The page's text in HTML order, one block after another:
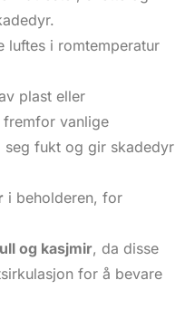
luftes i romtemperatur
plast eller
vanlige
seg fukt og gir skadedyr
i beholderen, for
og kasjmir, da disse
for å bevare